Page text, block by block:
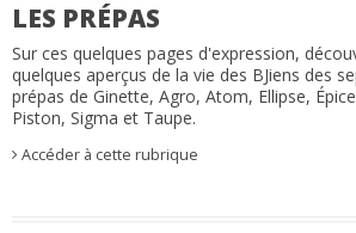
LES PRÉPAS
Sur ces quelques pages d'expression,
quelques aperçus de la vie des BJiens des
prépas de Ginette, Agro, Atom, Ellipse,
Piston, Sigma et Taupe.
Accéder à cette rubrique